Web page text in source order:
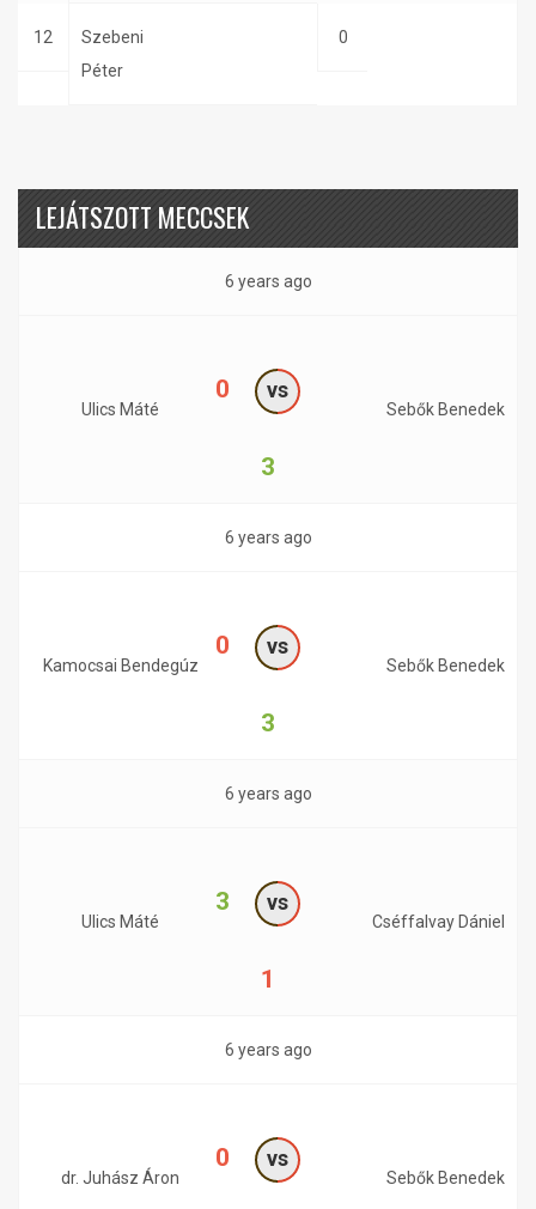
12
Szebeni
Péter
0
LEJÁTSZOTT MECCSEK
6 years ago
Ulics Máté
0 vs
3
Sebők Benedek
6 years ago
Kamocsai Bendegúz
0 vs
3
Sebők Benedek
6 years ago
Ulics Máté
3 vs
1
Cséffalvay Dániel
6 years ago
dr. Juhász Áron
0 vs
Sebők Benedek